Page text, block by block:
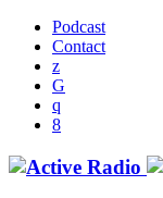
Podcast
Contact